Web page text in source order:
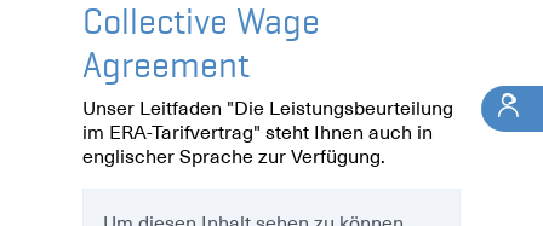
Collective Wage
Agreement
Unser Leitfaden "Die Leistungsbeurteilung
im ERA-Tarifvertrag" steht Ihnen auch in
englischer Sprache zur Verfügung.